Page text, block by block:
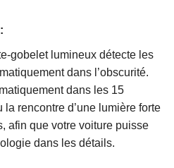
gobelet lumineux détecte les
dans l’obscurité.
dans les 15
la rencontre d’une lumière forte
afin que votre voiture puisse
dans les détails.